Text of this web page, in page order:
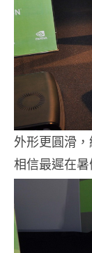
外形更圓滑
相信最遲在